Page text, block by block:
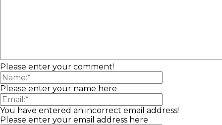
Please enter your comment!
Please enter your name here
You have entered an incorrect email address!
Please enter your email address here